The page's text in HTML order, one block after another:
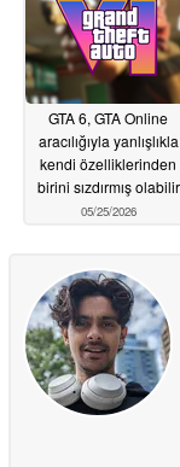
GTA 6, GTA Online
aracılığıyla yanlışlıkla
kendi özelliklerinden
birini sızdırmış olabilir
05/25/2026